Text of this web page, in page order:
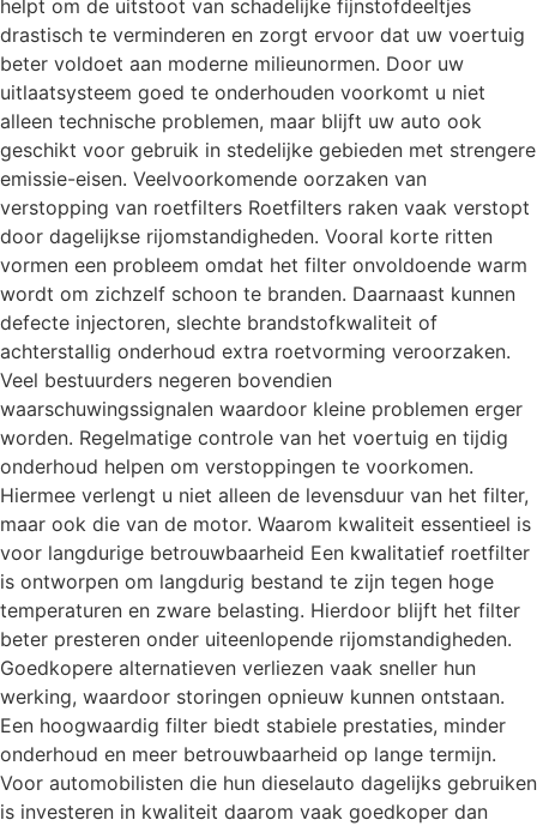
helpt om de uitstoot van schadelijke fijnstofdeeltjes
drastisch te verminderen en zorgt ervoor dat uw voertuig
beter voldoet aan moderne milieunormen. Door uw
uitlaatsysteem goed te onderhouden voorkomt u niet
alleen technische problemen, maar blijft uw auto ook
geschikt voor gebruik in stedelijke gebieden met strengere
emissie-eisen. Veelvoorkomende oorzaken van
verstopping van roetfilters Roetfilters raken vaak verstopt
door dagelijkse rijomstandigheden. Vooral korte ritten
vormen een probleem omdat het filter onvoldoende warm
wordt om zichzelf schoon te branden. Daarnaast kunnen
defecte injectoren, slechte brandstofkwaliteit of
achterstallig onderhoud extra roetvorming veroorzaken.
Veel bestuurders negeren bovendien
waarschuwingssignalen waardoor kleine problemen erger
worden. Regelmatige controle van het voertuig en tijdig
onderhoud helpen om verstoppingen te voorkomen.
Hiermee verlengt u niet alleen de levensduur van het filter,
maar ook die van de motor. Waarom kwaliteit essentieel is
voor langdurige betrouwbaarheid Een kwalitatief roetfilter
is ontworpen om langdurig bestand te zijn tegen hoge
temperaturen en zware belasting. Hierdoor blijft het filter
beter presteren onder uiteenlopende rijomstandigheden.
Goedkopere alternatieven verliezen vaak sneller hun
werking, waardoor storingen opnieuw kunnen ontstaan.
Een hoogwaardig filter biedt stabiele prestaties, minder
onderhoud en meer betrouwbaarheid op lange termijn.
Voor automobilisten die hun dieselauto dagelijks gebruiken
is investeren in kwaliteit daarom vaak goedkoper dan